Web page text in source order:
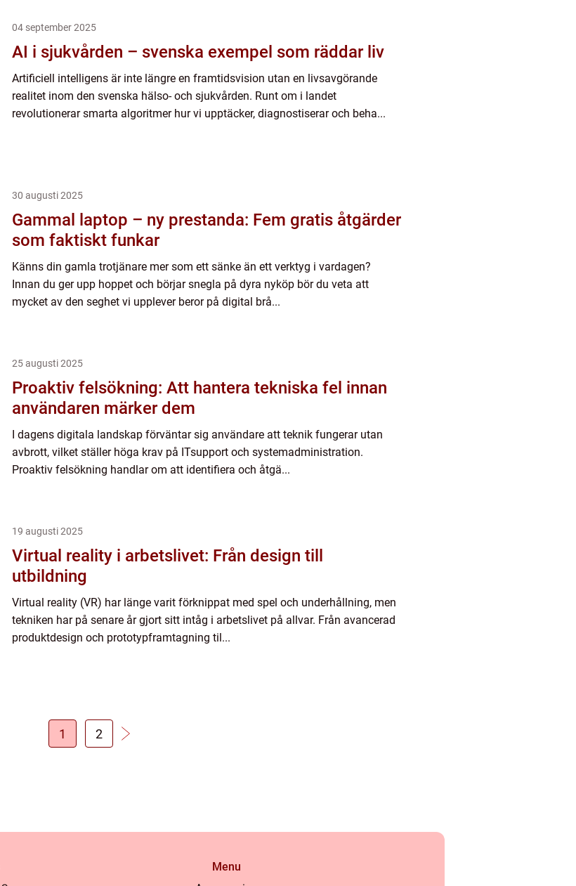
04 september 2025
AI i sjukvården – svenska exempel som räddar liv
Artificiell intelligens är inte längre en framtidsvision utan en livsavgörande
realitet inom den svenska hälso- och sjukvården. Runt om i landet
revolutionerar smarta algoritmer hur vi upptäcker, diagnostiserar och beha...
30 augusti 2025
Gammal laptop – ny prestanda: Fem gratis åtgärder
som faktiskt funkar
Känns din gamla trotjänare mer som ett sänke än ett verktyg i vardagen?
Innan du ger upp hoppet och börjar snegla på dyra nyköp bör du veta att
mycket av den seghet vi upplever beror på digital brå...
25 augusti 2025
Proaktiv felsökning: Att hantera tekniska fel innan
användaren märker dem
I dagens digitala landskap förväntar sig användare att teknik fungerar utan
avbrott, vilket ställer höga krav på ITsupport och systemadministration.
Proaktiv felsökning handlar om att identifiera och åtgä...
19 augusti 2025
Virtual reality i arbetslivet: Från design till
utbildning
Virtual reality (VR) har länge varit förknippat med spel och underhållning, men
tekniken har på senare år gjort sitt intåg i arbetslivet på allvar. Från avancerad
produktdesign och prototypframtagning til...
1 2
Menu